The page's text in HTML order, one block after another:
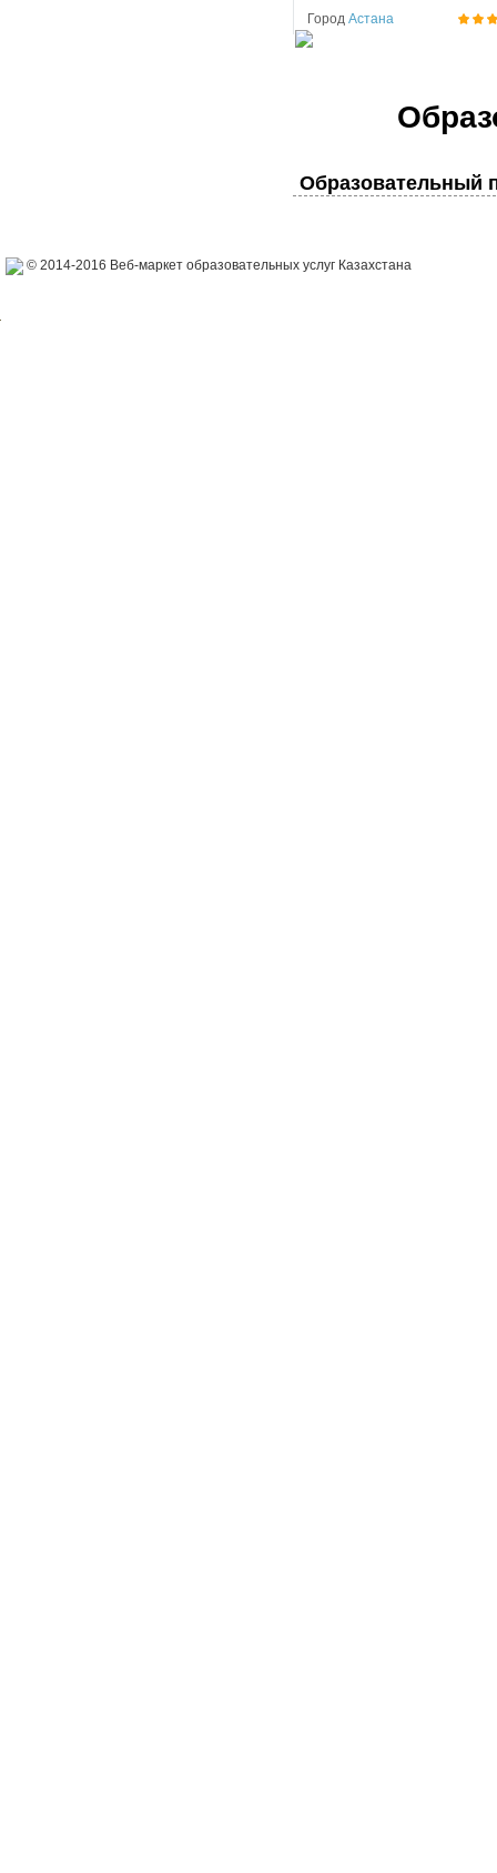
Город Астана
Образовательный
© 2014-2016 Веб-маркет образовательных услуг Казахстана